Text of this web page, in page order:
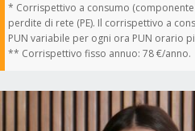
* Corrispettivo a consumo
perdite di rete (PE). Il corrispettivo a
PUN variabile per ogni ora PUN orario
** Corrispettivo fisso annuo: 78 €/anno.